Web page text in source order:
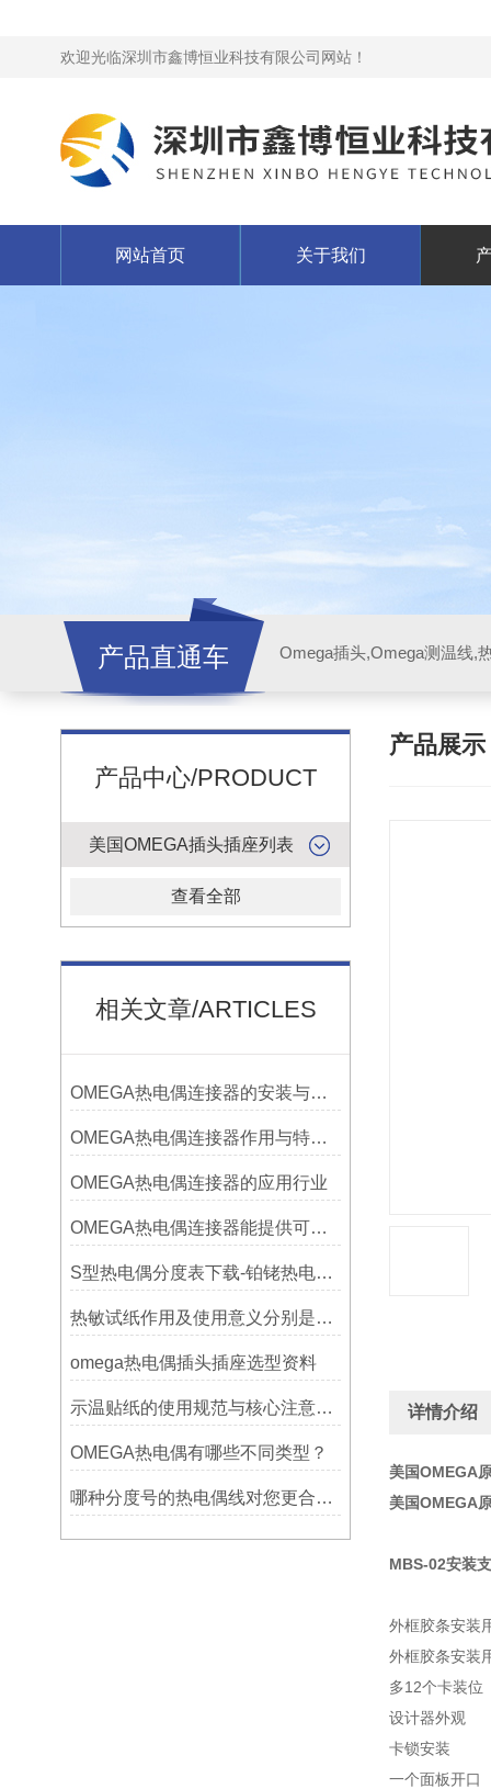
欢迎光临深圳市鑫博恒业科技有限公司网站！
网站首页 关于我们
产品直通车
产品中心/PRODUCT
美国OMEGA插头插座列表
查看全部
相关文章/ARTICLES
OMEGA热电偶连接器的安装与调试
OMEGA热电偶连接器作用与特点是什么？
OMEGA热电偶连接器的应用行业
OMEGA热电偶连接器能提供可靠的信号传输
S型热电偶分度表下载-铂铑热电偶分度表
热敏试纸作用及使用意义分别是什么？
omega热电偶插头插座选型资料
示温贴纸的使用规范与核心注意事项解读
OMEGA热电偶有哪些不同类型？
哪种分度号的热电偶线对您更合用?
产品展示
详情介绍
美国OMEGA
美国OMEGA
MBS-02安装
外框胶条安装
外框胶条安装
多12个卡装位
设计器外观
卡锁安装
一个面板开口